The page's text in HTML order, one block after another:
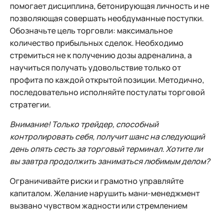
помогает дисциплина, бетонирующая личность и не
позволяющая совершать необдуманные поступки.
Обозначьте цель торговли: максимальное
количество прибыльных сделок. Необходимо
стремиться не к получению дозы адреналина, а
научиться получать удовольствие только от
профита по каждой открытой позиции. Методично,
последовательно исполняйте постулаты торговой
стратегии.
Внимание! Только трейдер, способный
контролировать себя, получит шанс на следующий
день опять сесть за торговый терминал. Хотите ли
вы завтра продолжить заниматься любимым делом?
Ограничивайте риски и грамотно управляйте
капиталом. Желание нарушить мани-менеджмент
вызвано чувством жадности или стремлением